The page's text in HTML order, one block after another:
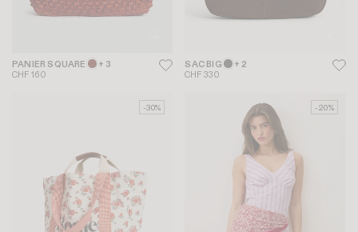
PANIER SQUARE + 3
CHF 160
SAC BIG + 2
CHF 330
-30% -20%